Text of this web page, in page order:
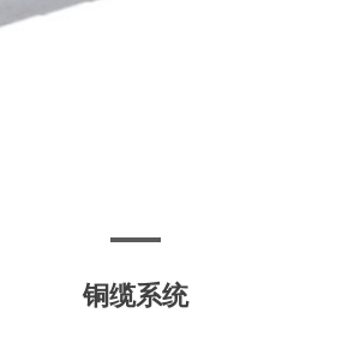
铜缆系统